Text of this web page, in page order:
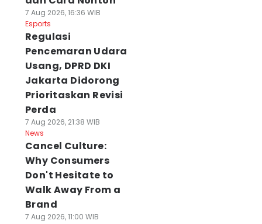
7 Aug 2026, 16:36 WIB
Esports
Regulasi
Pencemaran Udara
Usang, DPRD DKI
Jakarta Didorong
Prioritaskan Revisi
Perda
7 Aug 2026, 21:38 WIB
News
Cancel Culture:
Why Consumers
Don't Hesitate to
Walk Away From a
Brand
7 Aug 2026, 11:00 WIB